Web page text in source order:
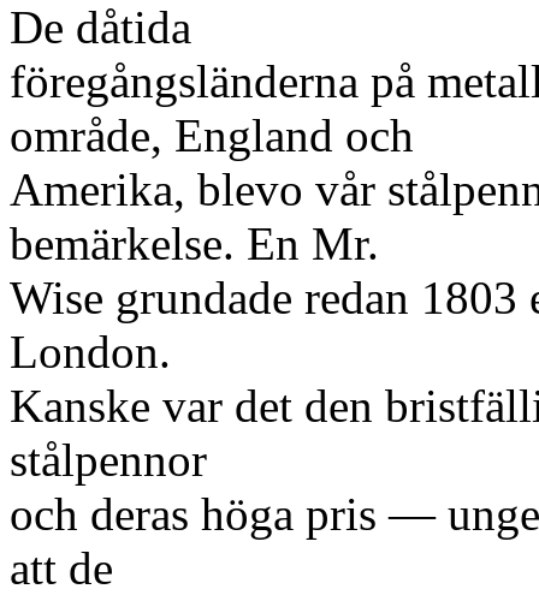
De dåtida
föregångsländerna på
område, England och
Amerika, blevo vår
bemärkelse. En Mr.
Wise grundade redan
London.
Kanske var det den
stålpennor
och deras höga pris —
att de